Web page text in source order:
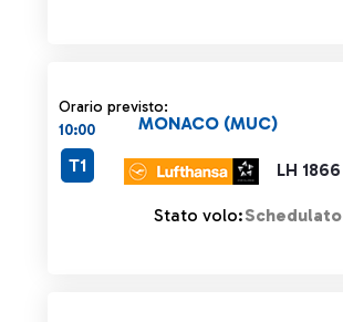
Orario previsto:
10:00
LH 1866
MONACO (MUC)
T1
Stato volo:Schedulato